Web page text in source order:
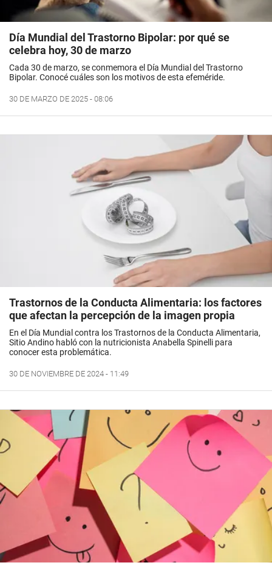
Día Mundial del Trastorno Bipolar: por qué se
celebra hoy, 30 de marzo
Cada 30 de marzo, se conmemora el Día Mundial del Trastorno
Bipolar. Conocé cuáles son los motivos de esta efeméride.
30 DE MARZO DE 2025 - 08:06
Trastornos de la Conducta Alimentaria: los factores
que afectan la percepción de la imagen propia
En el Día Mundial contra los Trastornos de la Conducta Alimentaria,
Sitio Andino habló con la nutricionista Anabella Spinelli para
conocer esta problemática.
30 DE NOVIEMBRE DE 2024 - 11:49